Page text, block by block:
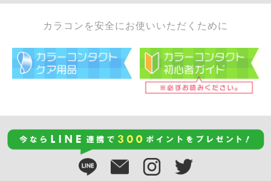
カラコンを安全にお使いいただくために